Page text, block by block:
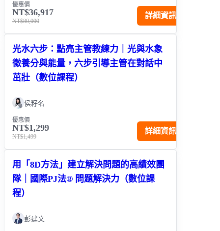
優惠價
NT$36,917
NT$80,000
詳細資訊
光水六步：點亮主管教練力｜光與水象
徵養分與能量，六步引導主管在對話中
茁壯（數位課程）
侯籽名
優惠價
NT$1,299
NT$1,499
詳細資訊
用「8D方法」建立解決問題的高績效團
隊｜國際PJ法® 問題解決力（數位課
程）
彭建文